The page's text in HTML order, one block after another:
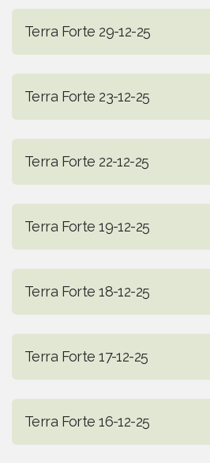
Terra Forte 29-12-25
Terra Forte 23-12-25
Terra Forte 22-12-25
Terra Forte 19-12-25
Terra Forte 18-12-25
Terra Forte 17-12-25
Terra Forte 16-12-25